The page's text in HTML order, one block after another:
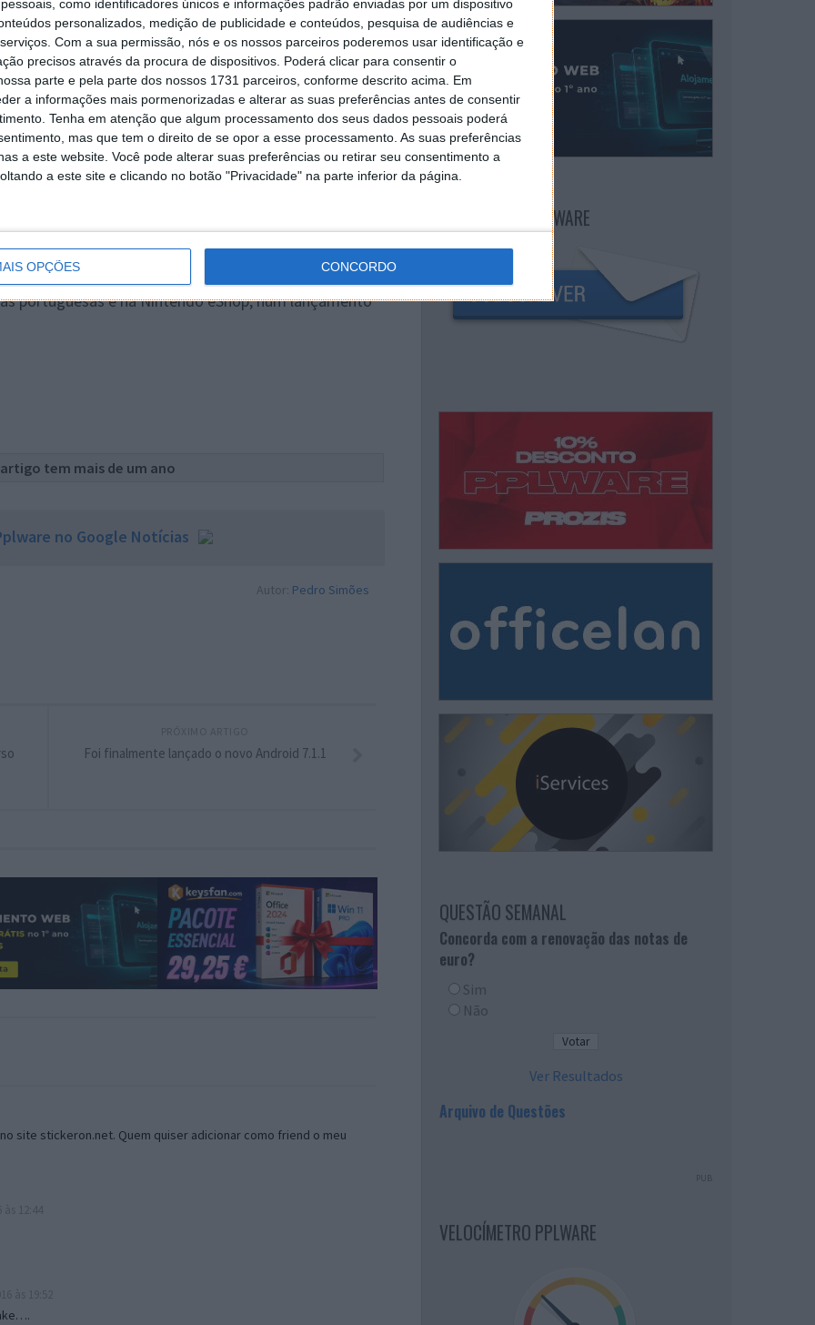
como identificadores únicos e informações padrão enviadas por um dispositivo
personalizados, medição de publicidade e conteúdos, pesquisa de audiências e
Com a sua permissão, nós e os nossos parceiros poderemos usar identificação e
precisos através da procura de dispositivos. Poderá clicar para consentir o
parte e pela parte dos nossos 1731 parceiros, conforme descrito acima. Em
a informações mais pormenorizadas e alterar as suas preferências antes de consentir
Tenha em atenção que algum processamento dos seus dados pessoais poderá
mas que tem o direito de se opor a esse processamento. As suas preferências
a este website. Você pode alterar suas preferências ou retirar seu consentimento a
a este site e clicando no botão "Privacidade" na parte inferior da página.
OPÇÕES CONCORDO
o mundo irão competir por um prémio combinado no
três dias será ainda transmitido em live streaming
informações sobre o European International
participar podem ser encontradas
de vendas de jogos Pokémon em Portugal,
desta franchise no nosso país. Pokémon Sun e
portuguesas e na Nintendo eShop, num lançamento
tem mais de um ano
no Google Notícias
Autor: Pedro Simões
Foi finalmente lançado o novo Android 7.1.1
site stickeron.net. Quem quiser adicionar como friend o meu
NEWSLETTER PPLWARE
QUESTÃO SEMANAL
Concorda com a renovação das notas de
euro?
Sim
Não
Ver Resultados
Arquivo de Questões
PUB
VELOCÍMETRO PPLWARE